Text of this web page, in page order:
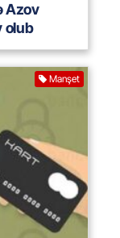
Azov
olub
Manşet